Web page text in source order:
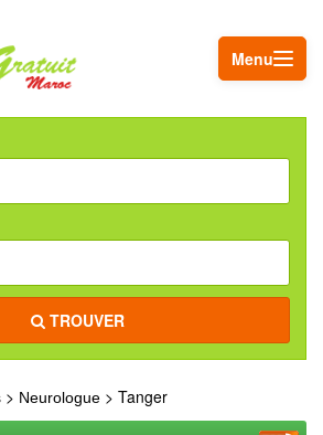
Menu
TROUVER
> Neurologue > Tanger